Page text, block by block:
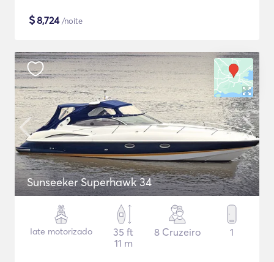
$8,724/noite
Sunseeker Superhawk 34
Iate motorizado
35 ft
11 m
8 Cruzeiro 1